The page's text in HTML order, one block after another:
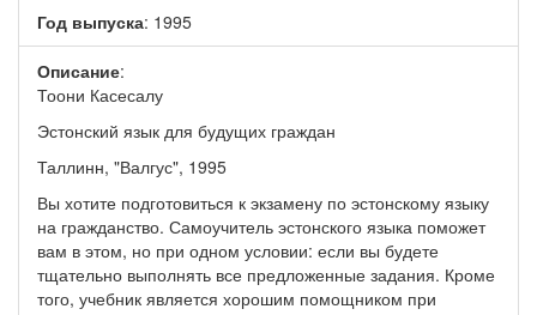
Год выпуска: 1995
Описание:
Тоони Касесалу
Эстонский язык для будущих граждан
Таллинн, "Валгус", 1995
Вы хотите подготовиться к экзамену по эстонскому языку
на гражданство. Самоучитель эстонского языка поможет
вам в этом, но при одном условии: если вы будете
тщательно выполнять все предложенные задания. Кроме
того, учебник является хорошим помощником при